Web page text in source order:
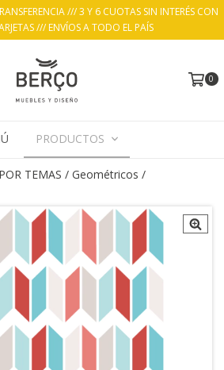
/// 3 Y 6 CUOTAS SIN INTERÉS CON
/// ENVÍOS A TODO EL PAÍS
0
PRODUCTOS
POR TEMAS / Geométricos /